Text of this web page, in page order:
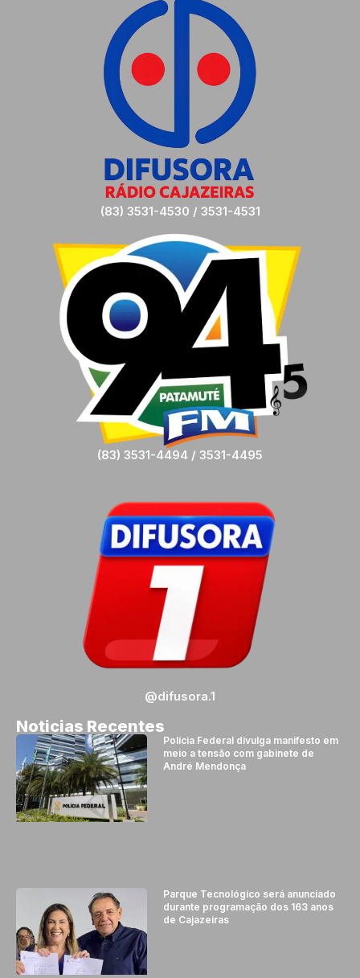
(83) 3531-4530 / 3531-4531
(83) 3531-4494 / 3531-4495
@difusora.1
Noticias Recentes
Polícia Federal divulga manifesto em
meio a tensão com gabinete de
André Mendonça
Parque Tecnológico será anunciado
durante programação dos 163 anos
de Cajazeiras